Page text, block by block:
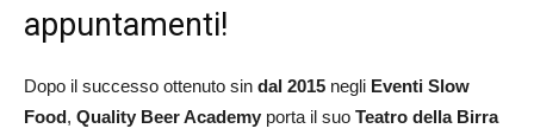
appuntamenti!
Dopo il successo ottenuto sin dal 2015 negli Eventi Slow
Food, Quality Beer Academy porta il suo Teatro della Birra